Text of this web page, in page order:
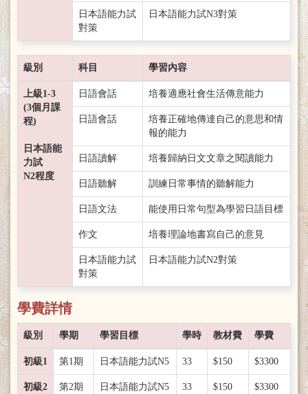
日本語能力試
對策
日本語能力試N3對策
級別 科目 學習內容
上級1-3
(3個月課
程)
日本語能
力試
N2程度
日語會話 培養適應社會生活傳意能力
日語會話
培養正確地傳達自己的意思和情
報的能力
日語讀解 培養歸納日文文章之閱讀能力
日語聽解 訓練日常事情的聽解能力
日語文法 能使用日常句型為學習日語目標
作文 培養理論地書寫自己的意見
日本語能力試
對策
日本語能力試N2對策
學費詳情
級別 學期 學習目標 學時 教材費 學費
初級1 第1期 日本語能力試N5 33 $150 $3300
初級2 第2期 日本語能力試N5 33 $150 $3300